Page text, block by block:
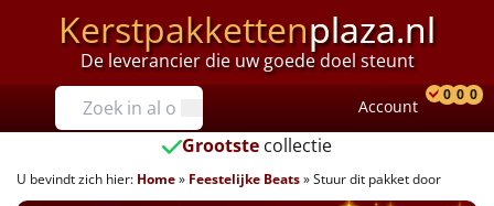
Kerstpakkettenplaza.nl
De leverancier die uw goede doel steunt
Prijzen
Tot €25
€25 tot €35
Account
0 0 0
Grootste collectie
U bevindt zich hier: Home» Feestelijke Beats»Stuur dit pakket door